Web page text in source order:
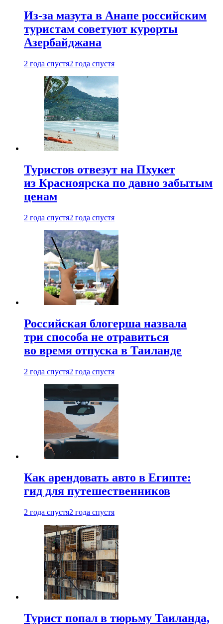
Из-за мазута в Анапе российским
туристам советуют курорты
Азербайджана
2 года спустя2 года спустя
Туристов отвезут на Пхукет
из Красноярска по давно забытым
ценам
2 года спустя2 года спустя
Российская блогерша назвала
три способа не отравиться
во время отпуска в Таиланде
2 года спустя2 года спустя
Как арендовать авто в Египте:
гид для путешественников
2 года спустя2 года спустя
Турист попал в тюрьму Таиланда,